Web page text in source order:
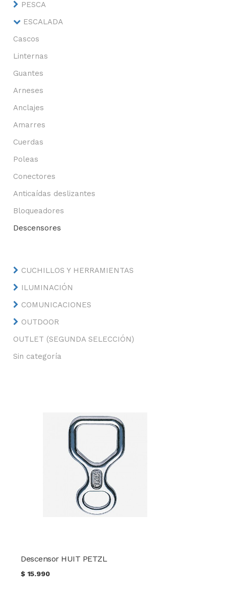
PESCA
ESCALADA
Cascos
Linternas
Guantes
Arneses
Anclajes
Amarres
Cuerdas
Poleas
Conectores
Anticaídas deslizantes
Bloqueadores
Descensores
CUCHILLOS Y HERRAMIENTAS
ILUMINACIÓN
COMUNICACIONES
OUTDOOR
OUTLET (SEGUNDA SELECCIÓN)
Sin categoría
Descensor HUIT PETZL
$15.990